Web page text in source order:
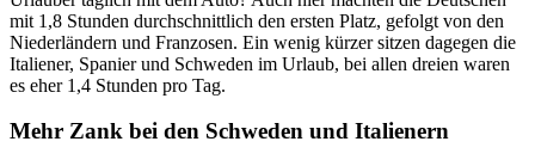
mit 1,8 Stunden durchschnittlich den ersten Platz, gefolgt von den
Niederländern und Franzosen. Ein wenig kürzer sitzen dagegen die
Italiener, Spanier und Schweden im Urlaub, bei allen dreien waren
es eher 1,4 Stunden pro Tag.
Mehr Zank bei den Schweden und Italienern